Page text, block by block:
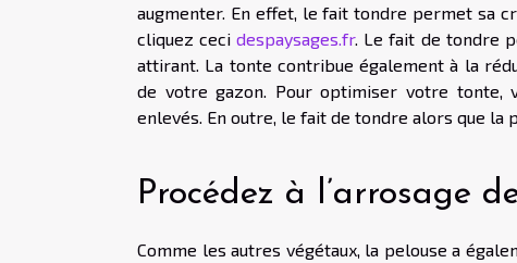
augmenter. En effet, le fait tondre permet sa
cliquez cecidespaysages.fr. Le fait de tondre
attirant. La tonte contribue également à la
de votre gazon. Pour optimiser votre
enlevés. En outre, le fait de tondre alors que la
Procédez à l’arrosage
Comme les autres végétaux, la pelouse a